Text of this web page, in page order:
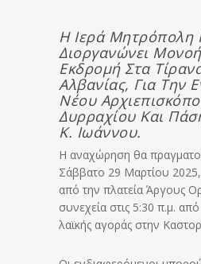
Η Ιερά Μητρόπολη
Διοργανώνει
Εκδρομή Στα
Αλβανίας, Για Την
Νέου
Δυρραχίου Και
Κ. Ιωάννου.
Η αναχώρηση θα
Σάββατο 29 Μαρτίου
από την πλατεία Άργους
συνεχεία στις 5:30 π.μ.
λαϊκής αγοράς στην